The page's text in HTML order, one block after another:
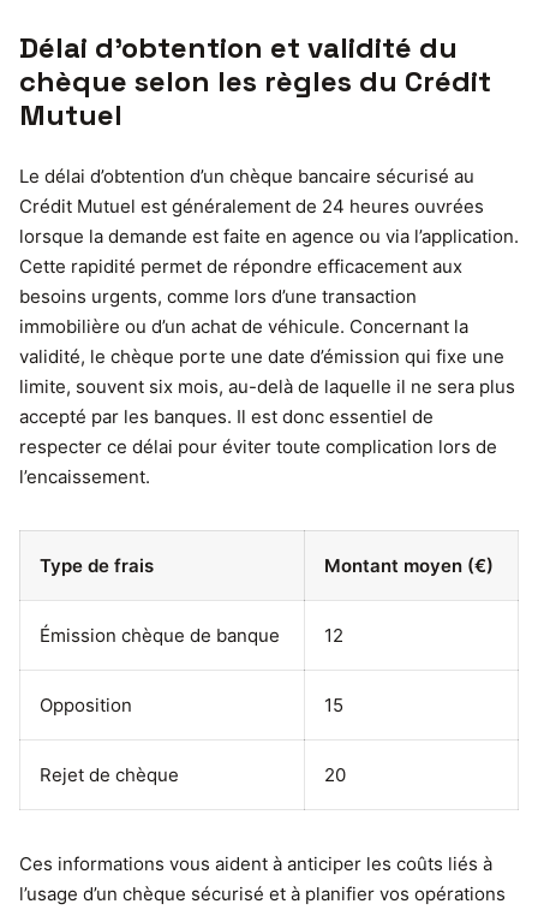
Délai d’obtention et validité du
chèque selon les règles du Crédit
Mutuel
Le délai d’obtention d’un chèque bancaire sécurisé au
Crédit Mutuel est généralement de 24 heures ouvrées
lorsque la demande est faite en agence ou via l’application.
Cette rapidité permet de répondre efficacement aux
besoins urgents, comme lors d’une transaction
immobilière ou d’un achat de véhicule. Concernant la
validité, le chèque porte une date d’émission qui fixe une
limite, souvent six mois, au-delà de laquelle il ne sera plus
accepté par les banques. Il est donc essentiel de
respecter ce délai pour éviter toute complication lors de
l’encaissement.
Type de frais Montant moyen (€)
Émission chèque de banque 12
Opposition 15
Rejet de chèque 20
Ces informations vous aident à anticiper les coûts liés à
l’usage d’un chèque sécurisé et à planifier vos opérations